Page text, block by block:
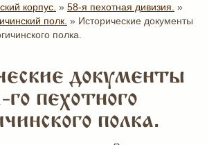
корпус. » 58-я пехотная дивизия. »
полк. » Исторические документы
полка.
документы
го пехотного
полка.